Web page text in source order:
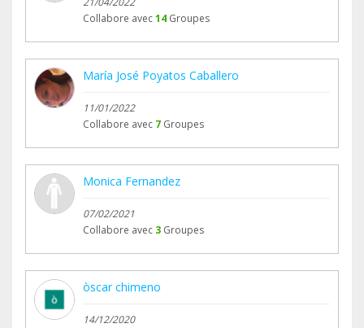
Collabore avec14 Groupes
María José Poyatos Caballero
11/01/2022
Collabore avec 7 Groupes
Monica Fernandez
07/02/2021
Collabore avec 3 Groupes
òscar chimeno
14/12/2020